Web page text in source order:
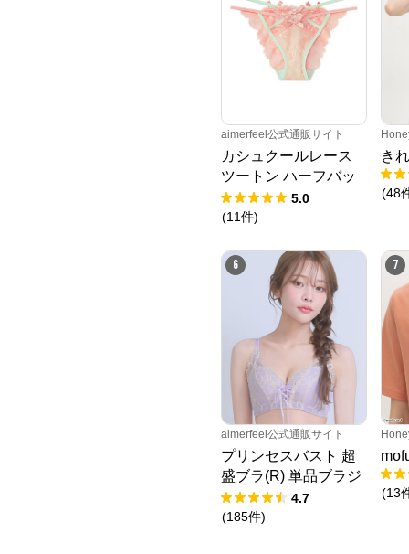
aimerfeel公式通販サイト
カシュクールレース
ツートン ハーフバッ
クショーツ5.0
(11件)
き
(48
6
aimerfeel公式通販サイト
プリンセスバスト 超
盛ブラ(R) 単品ブラジ
ャー
4.7
(185件)
7
(13